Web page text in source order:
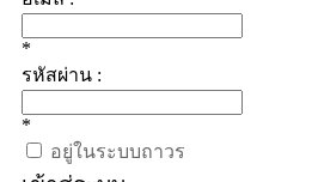
*
รหัสผ่าน :
*
อยู่ในระบบถาวร